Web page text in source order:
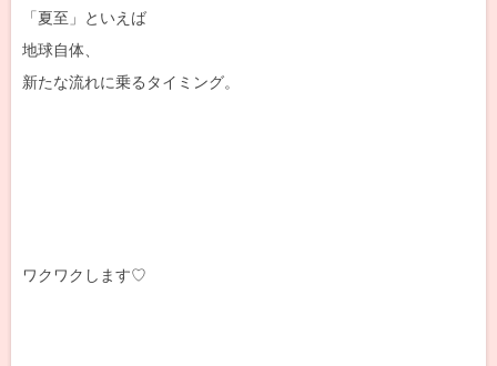
「夏至」といえば
地球自体、
新たな流れに乗るタイミング。
ワクワクします♡